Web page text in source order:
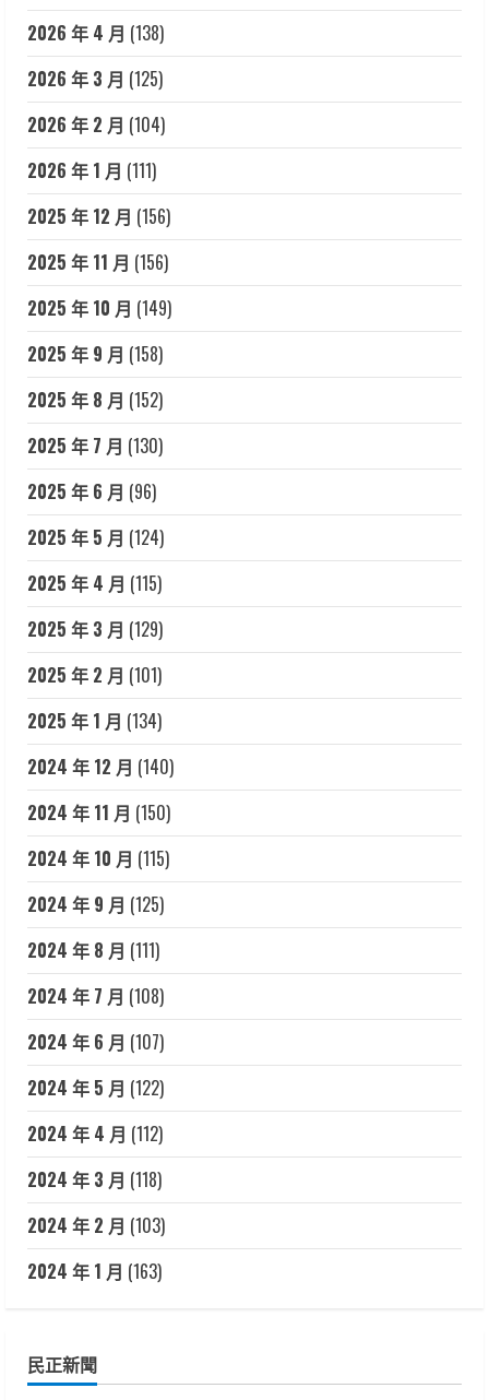
2026 年 4 月 (138)
2026 年 3 月 (125)
2026 年 2 月 (104)
2026 年 1 月 (111)
2025 年 12 月 (156)
2025 年 11 月 (156)
2025 年 10 月 (149)
2025 年 9 月 (158)
2025 年 8 月 (152)
2025 年 7 月 (130)
2025 年 6 月 (96)
2025 年 5 月 (124)
2025 年 4 月 (115)
2025 年 3 月 (129)
2025 年 2 月 (101)
2025 年 1 月 (134)
2024 年 12 月 (140)
2024 年 11 月 (150)
2024 年 10 月 (115)
2024 年 9 月 (125)
2024 年 8 月 (111)
2024 年 7 月 (108)
2024 年 6 月 (107)
2024 年 5 月 (122)
2024 年 4 月 (112)
2024 年 3 月 (118)
2024 年 2 月 (103)
2024 年 1 月 (163)
民正新聞